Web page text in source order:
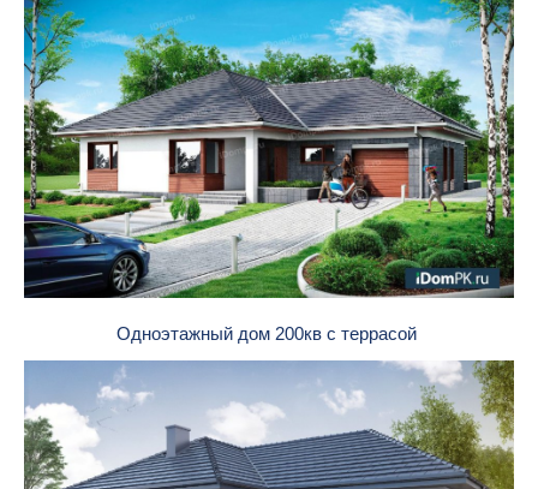
Одноэтажный дом 200кв с террасой